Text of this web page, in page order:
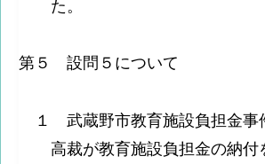
た。
第５ 設問５について
１ 武蔵野市教育施設負担金事
高裁が教育施設負担金の納付